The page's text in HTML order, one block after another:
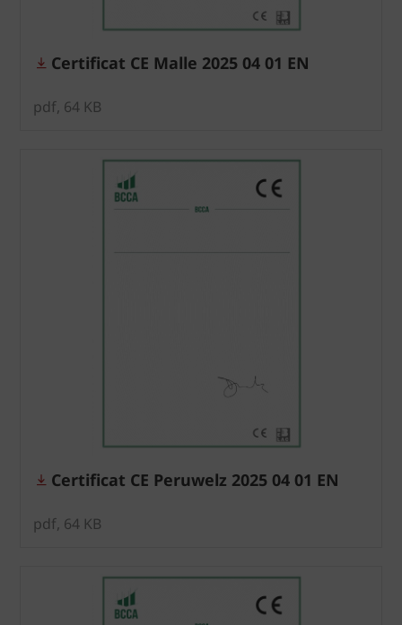
Certificat CE Malle 2025 04 01 EN
pdf, 64 KB
Certificat CE Peruwelz 2025 04 01 EN
pdf, 64 KB